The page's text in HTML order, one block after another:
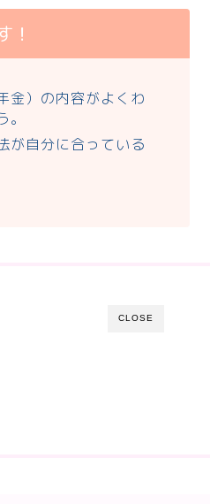
！
金）の内容がよくわ
が自分に合っている
CLOSE